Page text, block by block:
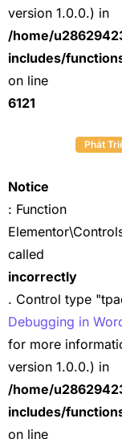
version 1.0.0.) in
/home/
includes/
on line
6121
Phát
Notice
: Function
called
incorrectly
. Control type
Debugging in
for more
version 1.0.0.) in
/home/
includes/
on line